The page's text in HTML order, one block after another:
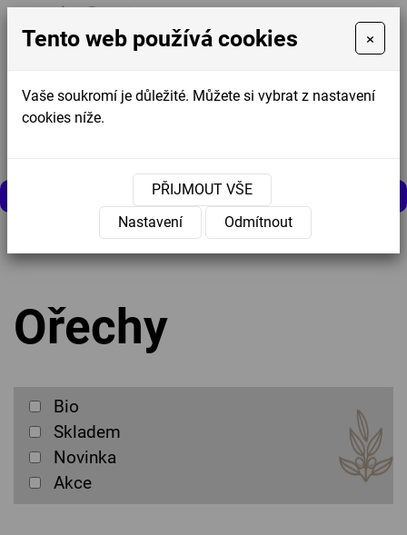
MENU
Úvodní stránka » Nabídka » Výprodej »
Ořechy
Bio
Skladem
Novinka
Akce
Tento web používá cookies ×
Vaše soukromí je důležité. Můžete si vybrat z nastavení
cookies níže.
PŘIJMOUT VŠE
Nastavení
Odmítnout